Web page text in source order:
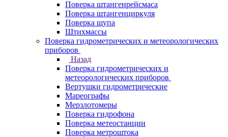
Поверка штангенрейсмаса
Поверка штангенциркуля
Поверка щупа
Штихмассы
Поверка гидрометрических и метеорологических
приборов
Назад
Поверка гидрометрических и
метеорологических приборов
Вертушки гидрометрические
Мареографы
Мерзлотомеры
Поверка гидрофона
Поверка метеостанции
Поверка метроштока